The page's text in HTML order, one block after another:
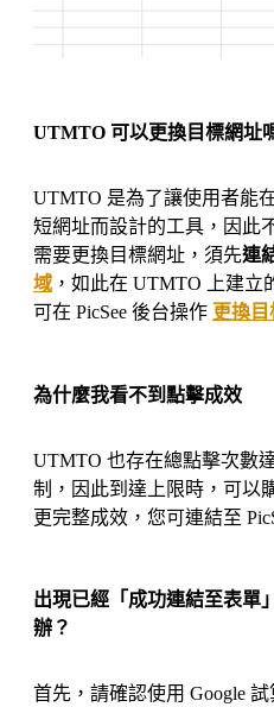
UTMTO 可以更換目標網址
UTMTO 是為了讓使用者能
短網址而設計的工具，因此
需要更換目標網址，須先連
域 ，如此在 UTMTO 上建
可在 PicSee 後台操作 更換
為什麼我看不到點擊成效
UTMTO 也存在總點擊次數
制，因此到達上限時，可以
更完整成效，您可連結至
出現已經「成功連結至表單
辦？
首先，請確認使用 Google